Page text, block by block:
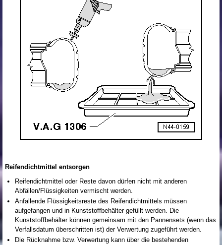
Reifendichtmittel entsorgen
Reifendichtmittel oder Reste davon dürfen nicht mit anderen
Abfällen/Flüssigkeiten vermischt werden.
Anfallende Flüssigkeitsreste des Reifendichtmittels müssen
aufgefangen und in Kunststoffbehälter gefüllt werden. Die
Kunststoffbehälter können gemeinsam mit den Pannensets (wenn das
Verfallsdatum überschritten ist) der Verwertung zugeführt werden.
Die Rücknahme bzw. Verwertung kann über die bestehenden